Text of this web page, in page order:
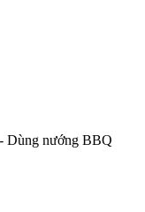
Dùng nướng BBQ